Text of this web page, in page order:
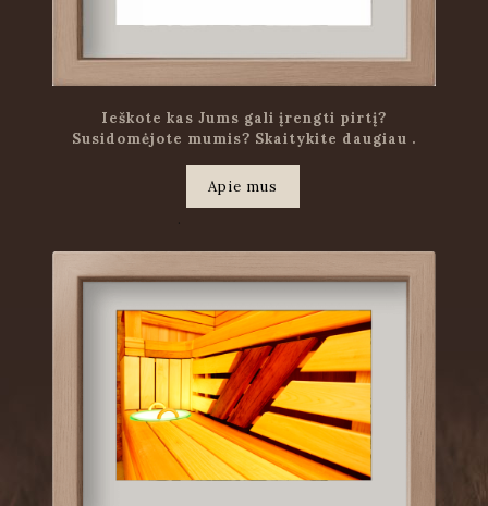
Ieškote kas Jums gali įrengti pirtį?
Susidomėjote mumis? Skaitykite daugiau .
.
Apie mus